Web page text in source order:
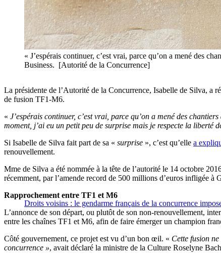
« J’espérais continuer, c’est vrai, parce qu’on a mené des
Business. [Autorité de la Concurrence]
La présidente de l’Autorité de la Concurrence, Isabelle de Silva, a
de fusion TF1-M6.
« J’espérais continuer, c’est vrai, parce qu’on a mené des
moment, j’ai eu un petit peu de surprise mais je respecte la
Si Isabelle de Silva fait part de sa « surprise », c’est qu’elle a
renouvellement.
Mme de Silva a été nommée à la tête de l’autorité le 14 octobre
récemment, par l’amende record de 500 millions d’euros infligée à
Droits voisins : le gendarme français de la concurrence
Rapprochement entre TF1 et M6
L’annonce de son départ, ou plutôt de son non-renouvellement,
entre les chaînes TF1 et M6, afin de faire émerger un champion
Côté gouvernement, ce projet est vu d’un bon œil. « Cette fusion
concurrence », avait déclaré la ministre de la Culture Roselyne